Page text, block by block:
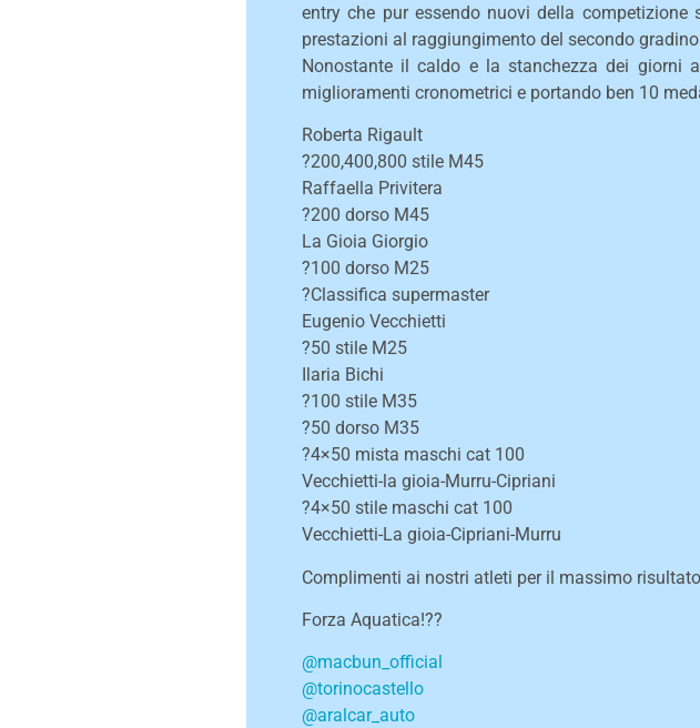
entry che pur essendo nuovi della
prestazioni al raggiungimento del secondo
Nonostante il caldo e la stanchezza dei giorni
miglioramenti cronometrici e portando ben 10
Roberta Rigault
?200,400,800 stile M45
Raffaella Privitera
?200 dorso M45
La Gioia Giorgio
?100 dorso M25
?Classifica supermaster
Eugenio Vecchietti
?50 stile M25
Ilaria Bichi
?100 stile M35
?50 dorso M35
?4×50 mista maschi cat 100
Vecchietti-la gioia-Murru-Cipriani
?4×50 stile maschi cat 100
Vecchietti-La gioia-Cipriani-Murru
Complimenti ai nostri atleti per il massimo
Forza Aquatica!??
@macbun_official
@torinocastello
@aralcar_auto